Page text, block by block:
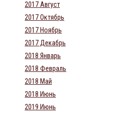
2017 Август
2017 Октябрь
2017 Ноябрь
2017 Декабрь
2018 Январь
2018 Февраль
2018 Май
2018 Июнь
2019 Июнь